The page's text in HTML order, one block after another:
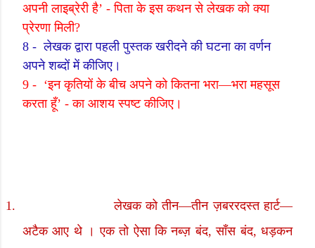
अपनी लाइब्रेरी है’ -पिता के इस कथन से लेखक को क्या
प्रेरणा मिली?
8 - लेखक द्वारा पहली पुस्तक खरीदने की घटना का वर्णन
अपने शब्दों में कीजिए।
9 - ‘इन कृतियों के बीच अपने को कितना भरा—भरा महसूस
करता हूँ’ -का आशय स्पष्ट कीजिए।
1. लेखक को तीन—तीन ज़बररदस्त हार्ट—
अटैक आए थे । एक तो ऐसा कि नब्ज़ बंद,साँस बंद,धड़कन